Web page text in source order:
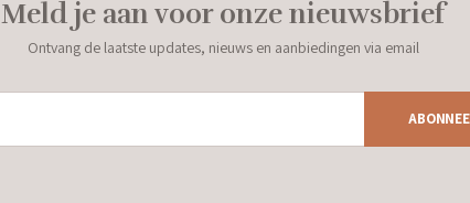
Meld je aan voor onze nieuwsbrief
Ontvang de laatste updates, nieuws en aanbiedingen via email